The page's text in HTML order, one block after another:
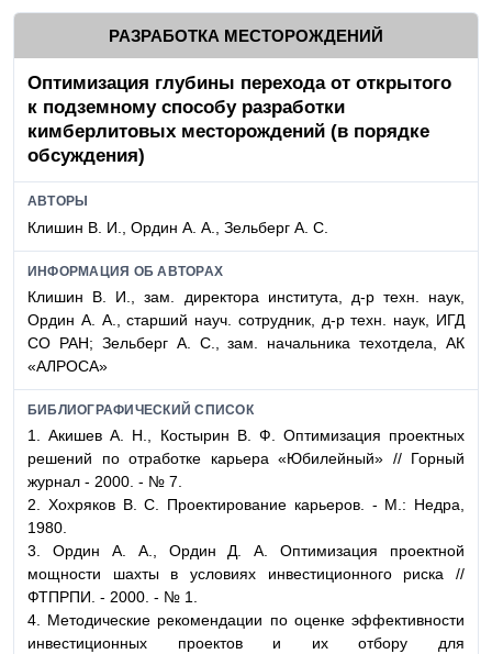
РАЗРАБОТКА МЕСТОРОЖДЕНИЙ
Оптимизация глубины перехода от открытого
к подземному способу разработки
кимберлитовых месторождений (в порядке
обсуждения)
АВТОРЫ
Клишин В. И., Ордин А. А., Зельберг А. С.
ИНФОРМАЦИЯ ОБ АВТОРАХ
Клишин В. И., зам. директора института, д-р техн. наук,
Ордин А. А., старший науч. сотрудник, д-р техн. наук, ИГД
СО РАН; Зельберг А. С., зам. начальника техотдела, АК
«АЛРОСА»
БИБЛИОГРАФИЧЕСКИЙ СПИСОК
1.Акишев А. Н., Костырин В. Ф. Оптимизация проектных
решений по отработке карьера «Юбилейный» // Горный
журнал - 2000. - № 7.
2. Хохряков В. С. Проектирование карьеров. - М.: Недра,
1980.
3. Ордин А. А., Ордин Д. А.Оптимизация проектной
мощности шахты в условиях инвестиционного риска //
ФТПРПИ. - 2000. - № 1.
4. Методические рекомендации по оценке эффективности
инвестиционных проектов и их отбору для